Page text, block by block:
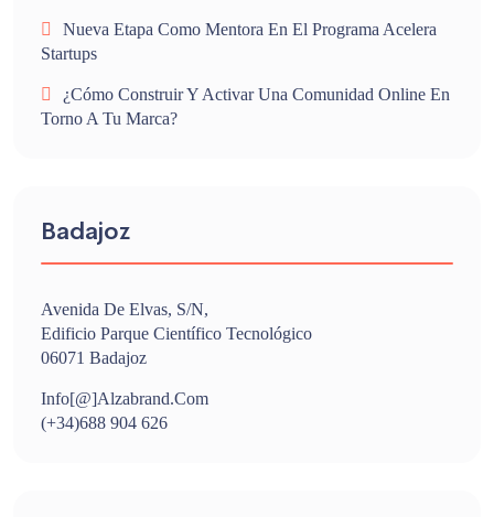
Nueva Etapa Como Mentora En El Programa Acelera
Startups
¿Cómo Construir Y Activar Una Comunidad Online En
Torno A Tu Marca?
Badajoz
Avenida De Elvas, S/n,
Edificio Parque Científico Tecnológico
06071 Badajoz
Info[@]alzabrand.com
(+34)688 904 626